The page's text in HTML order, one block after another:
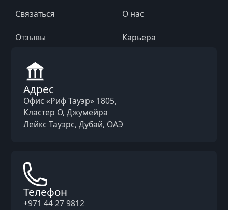
Связаться О нас
Отзывы Карьера
Адрес
Офис «Риф Тауэр» 1805,
Кластер O, Джумейра
Лейкс Тауэрс, Дубай, ОАЭ
Телефон
+971 44 27 9812